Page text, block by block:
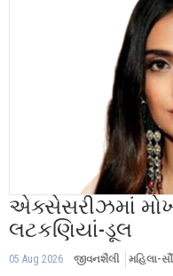
એક્સેસરીઝમાં
લટકણિયાં-ડૂલ
05 Aug 2026 જીવનશૈલી મહિલા-